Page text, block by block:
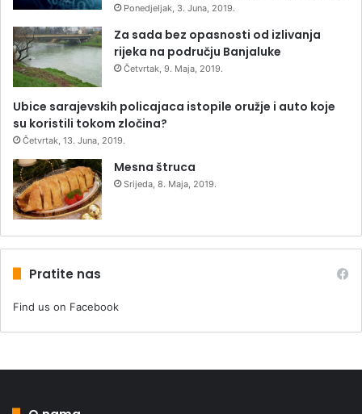
Ponedjeljak, 3. Juna, 2019.
Za sada bez opasnosti od izlivanja
rijeka na području Banjaluke
Četvrtak, 9. Maja, 2019.
Ubice sarajevskih policajaca istopile oružje i auto koje
su koristili tokom zločina?
Četvrtak, 13. Juna, 2019.
Mesna štruca
Srijeda, 8. Maja, 2019.
Pratite nas
Find us on Facebook